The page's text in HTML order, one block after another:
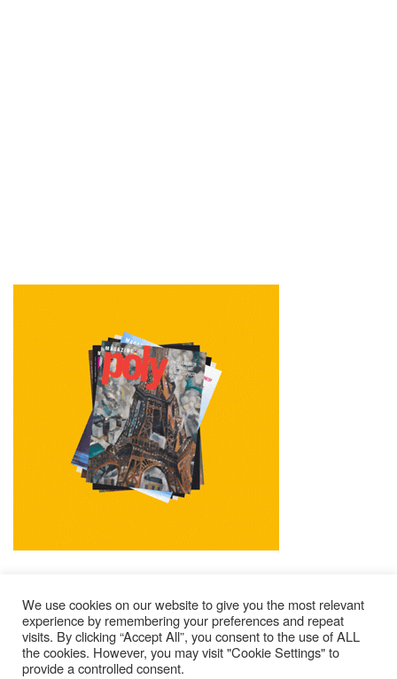
Impressum Kontakt
Alle Ausgaben Lesen
POLY Abonnieren
We use cookies on our website to give you the most relevant
experience by remembering your preferences and repeat
visits. By clicking “Accept All”, you consent to the use of ALL
the cookies. However, you may visit "Cookie Settings" to
provide a controlled consent.